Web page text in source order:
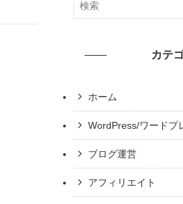
カテ
ホーム
WordPress/ワードプ
ブログ運営
アフィリエイト